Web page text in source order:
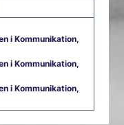
i Kommunikation,
i Kommunikation,
i Kommunikation,